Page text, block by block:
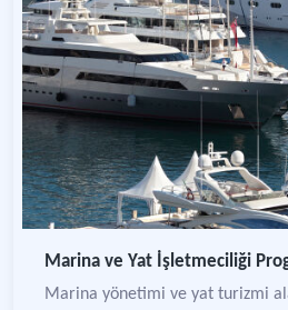
Marina ve Yat İşletmeciliği
Marina yönetimi ve yat turizmi